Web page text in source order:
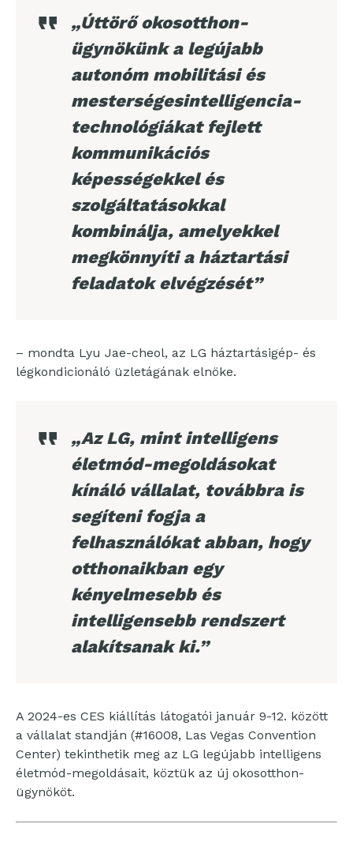
„Úttörő okosotthon-
ügynökünk a legújabb
autonóm mobilitási és
mesterségesintelligencia-
technológiákat fejlett
kommunikációs
képességekkel és
szolgáltatásokkal
kombinálja, amelyekkel
megkönnyíti a háztartási
feladatok elvégzését”
– mondta Lyu Jae-cheol, az LG háztartásigép- és
légkondicionáló üzletágának elnöke.
„Az LG, mint intelligens
életmód-megoldásokat
kínáló vállalat, továbbra is
segíteni fogja a
felhasználókat abban, hogy
otthonaikban egy
kényelmesebb és
intelligensebb rendszert
alakítsanak ki.”
A 2024-es CES kiállítás látogatói január 9-12. között
a vállalat standján (#16008, Las Vegas Convention
Center) tekinthetik meg az LG legújabb intelligens
életmód-megoldásait, köztük az új okosotthon-
ügynököt.